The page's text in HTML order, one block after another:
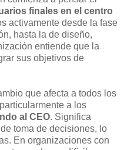
finales en el centro
activamente desde la fase
hasta la de diseño,
entiende que la
sus objetivos de
que afecta a todos los
a los
al CEO. Significa
toma de decisiones, lo
En organizaciones con